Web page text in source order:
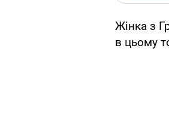
Жінка з
в цьому